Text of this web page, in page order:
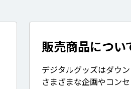
販売商品につい
デジタルグッズはダウン
さまざまな企画やコン